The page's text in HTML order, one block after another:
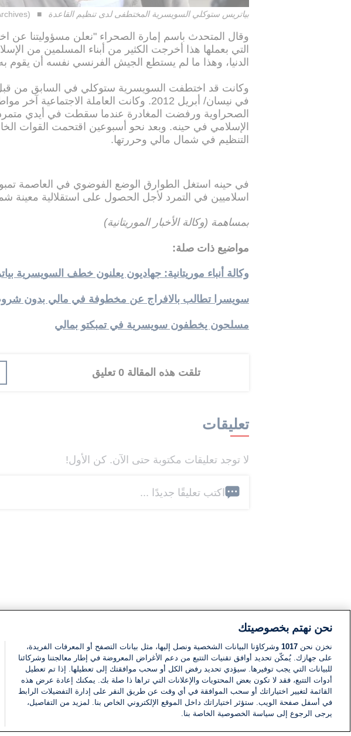
بياتريس ستوكلي السويسرية المختطفى لدى تنظيم القاعدة
وقال المتحدث باسم إمارة الصحراء "نعلن مسؤوليتنا عن
التي بعملها هذا أخرجت الكثير من أبناء المسلمين من
الدنيا، وهذا ما لم يستطع الجيش الفرنسي نفسه أن يقوم
وكانت قد اختطفت السويسرية ستوكلي في السابق من قبل
في نيسان/ أبريل 2012. وكانت العاملة
الصحراوية ورفضت المغادرة عندما سقطت في أيدي
الإسلامي في حينه. وبعد نحو أسبوعين اقتحمت القوات
التنظيم في شمال مالي وحررتها.
في حينه استغل الطوارق الوضع الفوضوي في العاصمة
اسلاميين في التمرد لأجل الحصول على استقلالية معينة
بمساهمة (وكالة الأخبار الموريتانية)
مواضيع ذات صلة:
وكالة أنباء موريتانية: جهاديون يعلنون خطف السويسرية
سويسرا تطالب بالافراج عن مخطوفة في مالي بدون
مسلحون يخطفون سويسرية في تمبكتو بمالي
تلقت هذه المقالة 0 تعليق
تعليقات
لا توجد تعليقات مكتوبة حتى الآن. كن الأول!
اكتب تعليقًا جديدًا ...
نحن نهتم بخصوصيتك
نخزن نحن 1017 وشركاؤنا البيانات الشخصية ونصل إليها، مثل بيانات التصفح أو المعرفات الفريدة،
على جهازك. يُمكّن تحديد أوافق تقنيات التتبع من دعم الأغراض المعروضة في إطار معالجتنا وشركائنا
للبيانات التي يجب توفيرها. سيؤدي تحديد رفض الكل أو سحب موافقتك إلى تعطيلها. إذا تم تعطيل
أدوات التتبع، فقد لا تكون بعض المحتويات والإعلانات التي تراها ذا صلة بك. يمكنك إعادة عرض هذه
القائمة لتغيير اختياراتك أو سحب الموافقة في أي وقت عن طريق النقر على إدارة التفضيلات الرابط
في أسفل صفحة الويب. ستؤثر اختياراتك داخل الموقع الإلكتروني الخاص بنا. لمزيد من التفاصيل،
يرجى الرجوع إلى سياسة الخصوصية الخاصة بنا.